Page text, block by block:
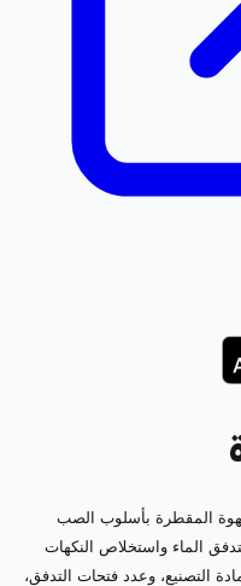
المقطرة بأسلوب الصب
الماء واستخلاص النكهات
التصنيع، وعدد فتحات التدفق،